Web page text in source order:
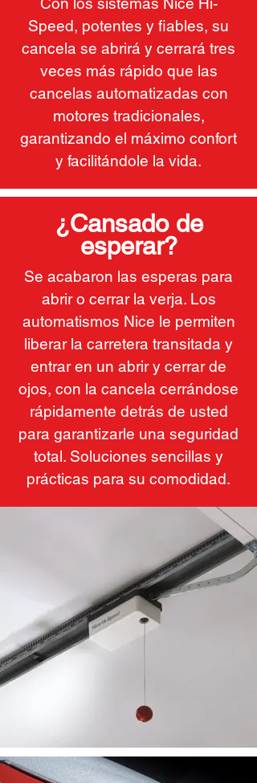
Speed, potentes y fiables, su
cancela se abrirá y cerrará tres
veces más rápido que las
cancelas automatizadas con
motores tradicionales,
garantizando el máximo confort
y facilitándole la vida.
¿Cansado de
esperar?
Se acabaron las esperas para
abrir o cerrar la verja. Los
automatismos Nice le permiten
liberar la carretera transitada y
entrar en un abrir y cerrar de
ojos, con la cancela cerrándose
rápidamente detrás de usted
para garantizarle una seguridad
total. Soluciones sencillas y
prácticas para su comodidad.